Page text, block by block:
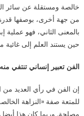
خالصة ومستقلة عن سائر
من جهة أخرى، بوصفها
بالمعنى الثاني، فهو عملية
حين يستند العلم إلى غائية
الفن تعبير إنساني تنتفي منه
إن الفن في رأي العديد من
للمتعة صفة «النزاهة
مصلحة. وربما كان هذا أيضا